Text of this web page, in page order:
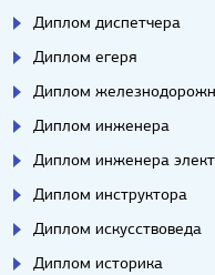
Диплом диспетчера
Диплом егеря
Диплом
Диплом инженера
Диплом инженера
Диплом инструктора
Диплом искусствоведа
Диплом историка